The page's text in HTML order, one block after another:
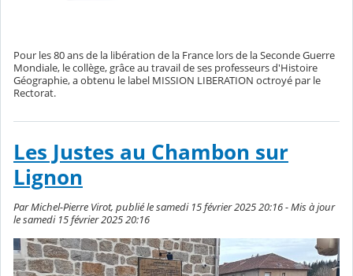
Pour les 80 ans de la libération de la France lors de la Seconde Guerre
Mondiale, le collège, grâce au travail de ses professeurs d'Histoire
Géographie, a obtenu le label MISSION LIBERATION octroyé par le
Rectorat.
Les Justes au Chambon sur
Lignon
Par Michel-Pierre Virot, publié le samedi 15 février 2025 20:16 - Mis à jour
le samedi 15 février 2025 20:16